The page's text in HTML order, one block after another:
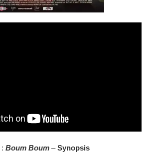
: Boum Boum –Synopsis